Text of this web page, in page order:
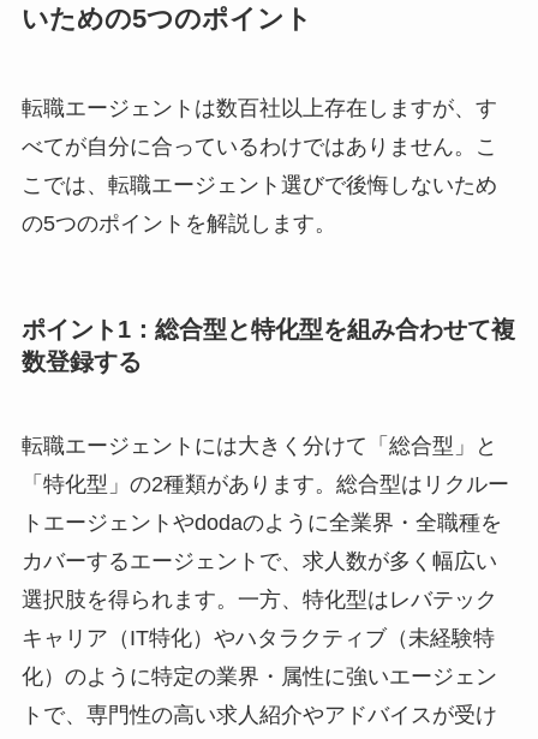
いための5つのポイント
転職エージェントは数百社以上存在しますが、す
べてが自分に合っているわけではありません。こ
こでは、転職エージェント選びで後悔しないため
の5つのポイントを解説します。
ポイント1：総合型と特化型を組み合わせて複
数登録する
転職エージェントには大きく分けて「総合型」と
「特化型」の2種類があります。総合型はリクルー
トエージェントやdodaのように全業界・全職種を
カバーするエージェントで、求人数が多く幅広い
選択肢を得られます。一方、特化型はレバテック
キャリア（IT特化）やハタラクティブ（未経験特
化）のように特定の業界・属性に強いエージェン
トで、専門性の高い求人紹介やアドバイスが受け